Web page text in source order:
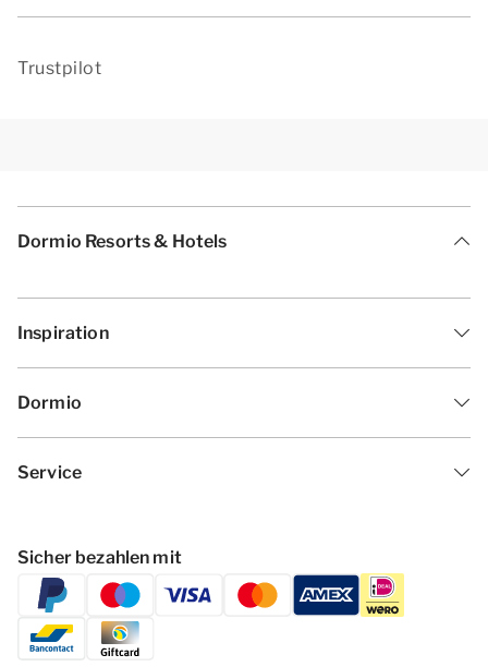
Trustpilot
Dormio Resorts & Hotels
Inspiration
Dormio
Service
Sicher bezahlen mit